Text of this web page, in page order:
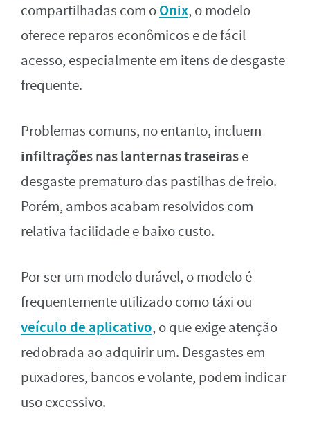
compartilhadas com oOnix, o modelo
oferece reparos econômicos e de fácil
acesso, especialmente em itens de desgaste
frequente.
Problemas comuns, no entanto, incluem
infiltrações nas lanternas traseirase
desgaste prematuro das pastilhas de freio.
Porém, ambos acabam resolvidos com
relativa facilidade e baixo custo.
Por ser um modelo durável, o modelo é
frequentemente utilizado como táxi ou
veículo de aplicativo, o que exige atenção
redobrada ao adquirir um. Desgastes em
puxadores, bancos e volante, podem indicar
uso excessivo.